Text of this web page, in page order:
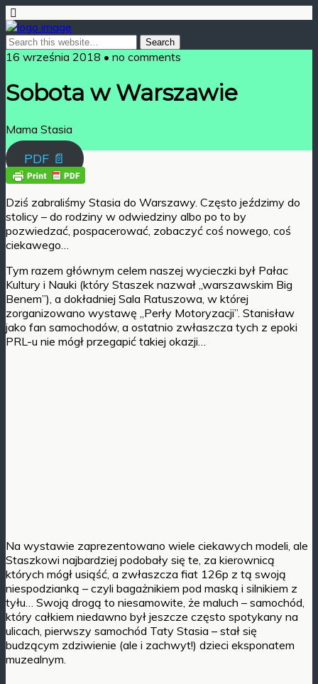
16 września 2018 • no comments
Sobota w Warszawie
Mama Stasia
PDF 📄
Dziś zabraliśmy Stasia do Warszawy. Często jeździmy do
stolicy – do rodziny w odwiedziny albo po to by
pozwiedzać, pospacerować, zobaczyć coś nowego, coś
ciekawego…
Tym razem głównym celem naszej wycieczki był Pałac
Kultury i Nauki (który Staszek nazwał „warszawskim Big
Benem”), a dokładniej Sala Ratuszowa, w której
zorganizowano wystawę „Perły Motoryzacji”. Stanisław
jako fan samochodów, a ostatnio zwłaszcza tych z epoki
PRL-u nie mógł przegapić takiej okazji…
Na wystawie zaprezentowano wiele ciekawych modeli, ale
Staszkowi najbardziej podobały się te, za kierownicą
których mógł usiąść, a zwłaszcza fiat 126p z tą swoją
niespodzianką – czyli bagażnikiem pod maską i silnikiem z
tyłu… Swoją drogą to niesamowite, że maluch – samochód,
który całkiem niedawno był jeszcze często spotykany na
ulicach, pierwszy samochód Taty Stasia – stał się
budzącym zdziwienie (ale i zachwyt!) dzieci eksponatem
muzealnym.